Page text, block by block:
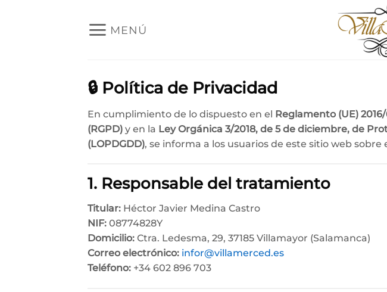
MENÚ
🔒 Política de Privacidad
En cumplimiento de lo dispuesto en el Reglamento (UE)
(RGPD) y en la Ley Orgánica 3/2018, de 5 de diciembre, de
(LOPDGDD), se informa a los usuarios de este sitio web
1. Responsable del tratamiento
Titular: Héctor Javier Medina Castro
NIF: 08774828Y
Domicilio: Ctra. Ledesma, 29, 37185 Villamayor (Salamanca)
Correo electrónico: infor@villamerced.es
Teléfono: +34 602 896 703